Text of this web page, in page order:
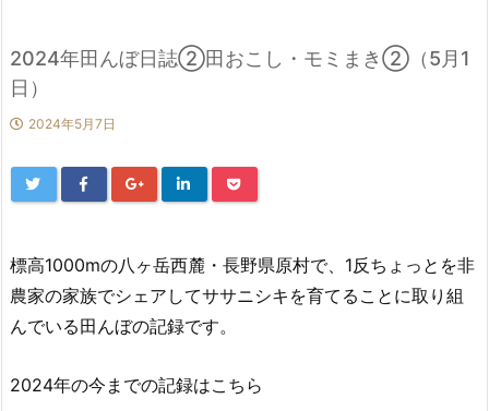
2024年田んぼ日誌②田おこし・モミまき②（5月1
日）
2024年5月7日
標高1000mの八ヶ岳西麓・長野県原村で、1反ちょっとを非
農家の家族でシェアしてササニシキを育てることに取り組
んでいる田んぼの記録です。
2024年の今までの記録はこちら